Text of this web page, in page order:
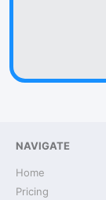
NAVIGATE
Home
Pricing